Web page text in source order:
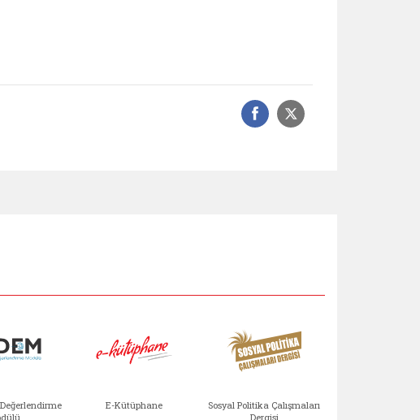
Facebook
Sosyal
E-Kütüphane
Sosyal Politika Çalışmaları
Dergisi